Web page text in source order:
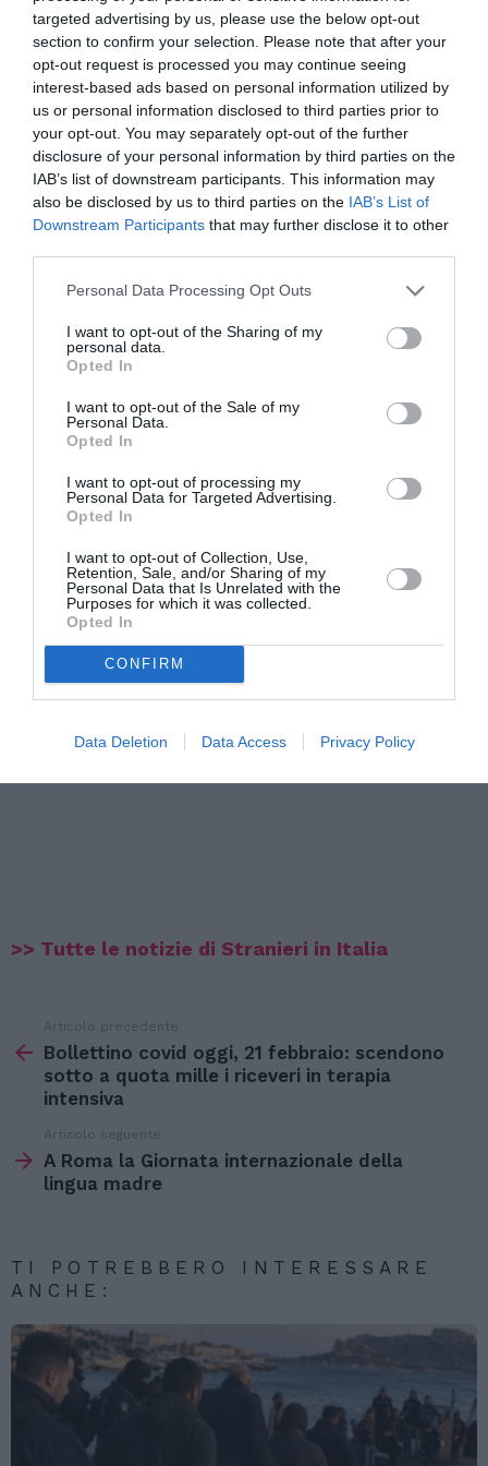
targeted advertising by us, please use the below opt-out
section to confirm your selection. Please note that after your
opt-out request is processed you may continue seeing
interest-based ads based on personal information utilized by
us or personal information disclosed to third parties prior to
your opt-out. You may separately opt-out of the further
disclosure of your personal information by third parties on the
IAB’s list of downstream participants. This information may
also be disclosed by us to third parties on the IAB’s List of
Downstream Participants that may further disclose it to other
Personal Data Processing Opt Outs
I want to opt-out of the Sharing of my
personal data.
Opted In
I want to opt-out of the Sale of my
Personal Data.
Opted In
I want to opt-out of processing my
Personal Data for Targeted Advertising.
Opted In
I want to opt-out of Collection, Use,
Retention, Sale, and/or Sharing of my
Personal Data that Is Unrelated with the
Purposes for which it was collected.
Opted In
CONFIRM
Data Deletion Data Access Privacy Policy
riguarderanno soprattutto il centro storico e
contribuiranno alla sua rinascita. Per ciò che
concerne le dichiarazioni sui migranti le giudico
vergognose, razziste, gravi e pericolose“, ha
infatti dichiarato Gambino. “Siamo
profondamente indignati per queste affermazioni
che rimandano a pagine oscure della storia del
nostro Paese”, ha poi commentato la sezione
nissena dell’Anpi. “Ma quale razzismo, non c’era
ma al contrario di favorirne l’integrazione
infine cercato di replicare il consigliere Aiello.
>> Tutte le notizie di Stranieri in Italia
di
Articolo precedente
Bollettino covid oggi, 21 febbraio: scendono
sotto a quota mille i riceveri in terapia
intensiva
Articolo seguente
A Roma la Giornata internazionale della
lingua madre
TI POTREBBERO INTERESSARE
ANCHE: